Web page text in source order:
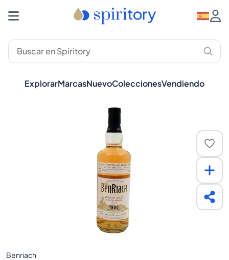
ExplorarMarcasNuevoColeccionesVendiendo
Benriach